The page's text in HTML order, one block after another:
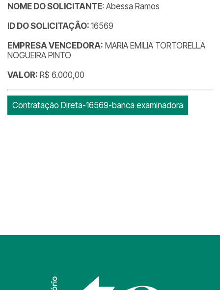
NOME DO SOLICITANTE: Abessa Ramos
ID DO SOLICITAÇÃO: 16569
EMPRESA VENCEDORA: MARIA EMILIA TORTORELLA
NOGUEIRA PINTO
VALOR: R$ 6.000,00
Contratação Direta-16569-banca examinadora